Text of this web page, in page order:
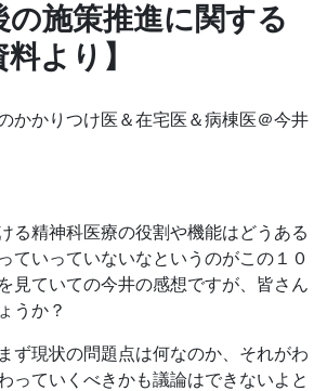
の施策推進に関する
より】
かかりつけ医＆在宅医＆病棟医＠今井
る精神科医療の役割や機能はどうある
ていっていないなというのがこの１０
見ていての今井の感想ですが、皆さん
うか？
ず現状の問題点は何なのか、それがわ
っていくべきかも議論はできないよと